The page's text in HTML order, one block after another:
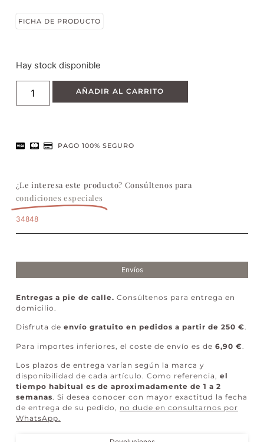
FICHA DE PRODUCTO
Hay stock disponible
AÑADIR AL CARRITO
PAGO 100% SEGURO
¿Le interesa este producto? Consúltenos para
condiciones especiales
34848
Envíos
Entregas a pie de calle. Consúltenos para entrega en
domicilio.
Disfruta de envío gratuito en pedidos a partir de 250 €.
Para importes inferiores, el coste de envío es de 6,90 €
Los plazos de entrega varían según la marca y
disponibilidad de cada artículo. Como referencia, el
tiempo habitual es de aproximadamente de 1 a 2
semanas. Si desea conocer con mayor exactitud la fecha
de entrega de su pedido, no dude en consultarnos por
WhatsApp.